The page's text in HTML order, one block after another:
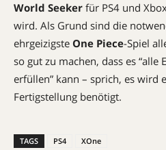
World Seeker für PS4 und
wird. Als Grund sind die
ehrgeizigste One Piece-Spiel
so gut zu machen, dass es “alle
erfüllen” kann – sprich, es wird
Fertigstellung benötigt.
TAGS PS4 XOne